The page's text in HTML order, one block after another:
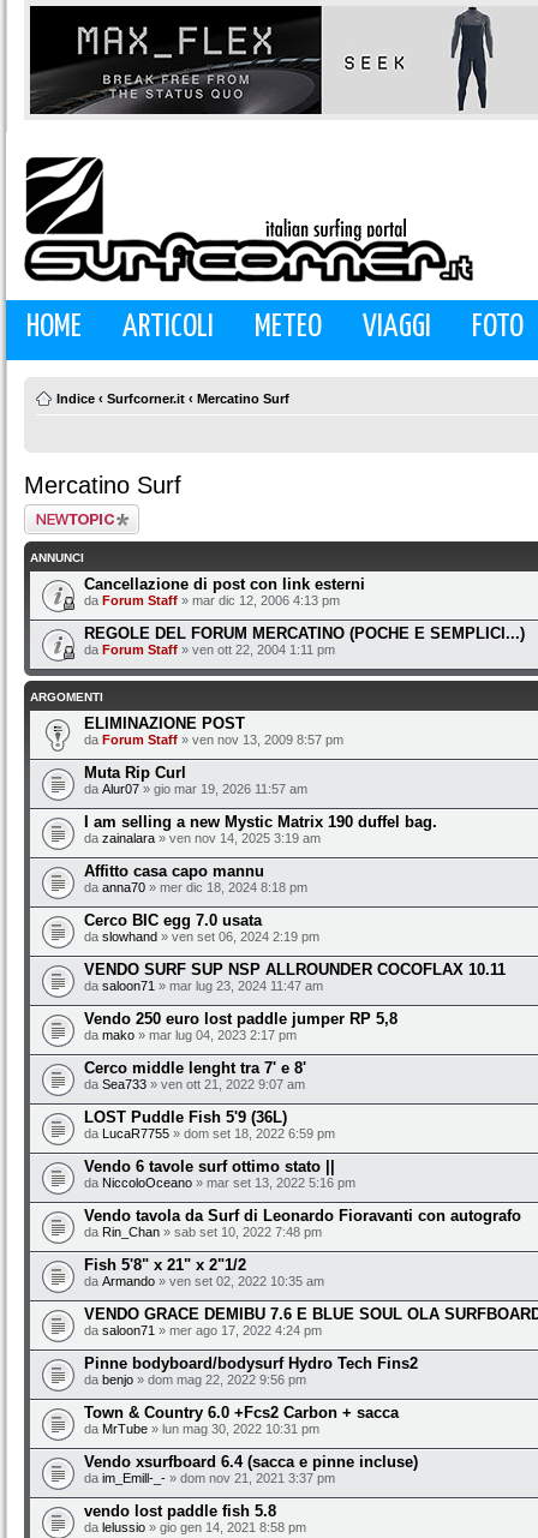
HOME ARTICOLI METEO VIAGGI FOTO
Indice ‹ Surfcorner.it ‹ Mercatino Surf
Mercatino Surf
Scrivi un nuovo
argomento
ANNUNCI
Cancellazione di post con link esterni
da Forum Staff » mar dic 12, 2006 4:13 pm
REGOLE DEL FORUM MERCATINO (POCHE E SEMPLICI...)
da Forum Staff » ven ott 22, 2004 1:11 pm
ARGOMENTI
ELIMINAZIONE POST
da Forum Staff » ven nov 13, 2009 8:57 pm
Muta Rip Curl
da Alur07 » gio mar 19, 2026 11:57 am
I am selling a new Mystic Matrix 190 duffel bag.
da zainalara » ven nov 14, 2025 3:19 am
Affitto casa capo mannu
da anna70 » mer dic 18, 2024 8:18 pm
Cerco BIC egg 7.0 usata
da slowhand » ven set 06, 2024 2:19 pm
VENDO SURF SUP NSP ALLROUNDER COCOFLAX 10.11
da saloon71 » mar lug 23, 2024 11:47 am
Vendo 250 euro lost paddle jumper RP 5,8
da mako » mar lug 04, 2023 2:17 pm
Cerco middle lenght tra 7' e 8'
da Sea733 » ven ott 21, 2022 9:07 am
LOST Puddle Fish 5'9 (36L)
da LucaR7755 » dom set 18, 2022 6:59 pm
Vendo 6 tavole surf ottimo stato ||
da NiccoloOceano » mar set 13, 2022 5:16 pm
Vendo tavola da Surf di Leonardo Fioravanti con autografo
da Rin_Chan » sab set 10, 2022 7:48 pm
Fish 5'8" x 21" x 2"1/2
da Armando » ven set 02, 2022 10:35 am
VENDO GRACE DEMIBU 7.6 E BLUE SOUL OLA
da saloon71 » mer ago 17, 2022 4:24 pm
Pinne bodyboard/bodysurf Hydro Tech Fins2
da benjo » dom mag 22, 2022 9:56 pm
Town & Country 6.0 +Fcs2 Carbon + sacca
da MrTube » lun mag 30, 2022 10:31 pm
Vendo xsurfboard 6.4 (sacca e pinne incluse)
da im_Emill-_- » dom nov 21, 2021 3:37 pm
vendo lost paddle fish 5.8
da lelussio » gio gen 14, 2021 8:58 pm